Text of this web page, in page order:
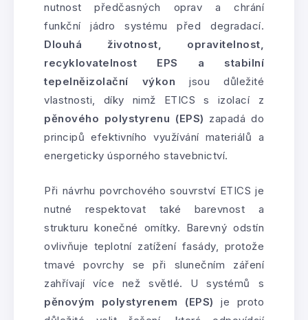
nutnost předčasných oprav a chrání
funkční jádro systému před degradací.
Dlouhá životnost, opravitelnost,
recyklovatelnost EPS a stabilní
tepelněizolační výkon jsou důležité
vlastnosti, díky nimž ETICS s izolací z
pěnového polystyrenu (EPS) zapadá do
principů efektivního využívání materiálů a
energeticky úsporného stavebnictví.
Při návrhu povrchového souvrství ETICS je
nutné respektovat také barevnost a
strukturu konečné omítky. Barevný odstín
ovlivňuje teplotní zatížení fasády, protože
tmavé povrchy se při slunečním záření
zahřívají více než světlé. U systémů s
pěnovým polystyrenem (EPS) je proto